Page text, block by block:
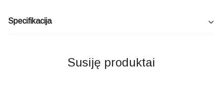
Specifikacija
Susiję produktai